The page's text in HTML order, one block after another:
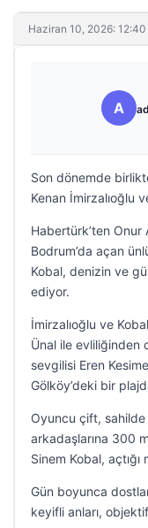
Haziran 10, 2026: 12:40
A
Son dönemde
Kenan İmirzalıoğlu
Habertürk’ten Onur
Bodrum’da açan
Kobal, denizin ve
ediyor.
İmirzalıoğlu ve
Ünal ile evliliğinden
sevgilisi Eren
Gölköy’deki bir
Oyuncu çift,
arkadaşlarına 300
Sinem Kobal,
Gün boyunca
keyifli anları,